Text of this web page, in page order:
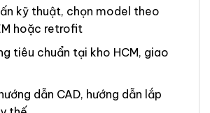
kỹ thuật, chọn model theo
hoặc retrofit
tiêu chuẩn tại kho HCM, giao
dẫn CAD, hướng dẫn lắp